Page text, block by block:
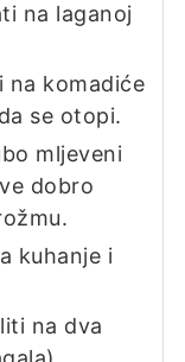
na laganoj
na komadiće
se otopi.
mljeveni
dobro
kuhanje i
na dva